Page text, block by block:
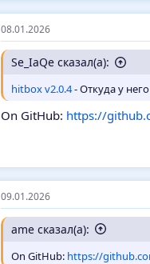
08.01.2026
Se_IaQe сказал(а):
hitbox v2.0.4- Откуда у
On GitHub: https://
09.01.2026
ame сказал(а):
On GitHub: https://